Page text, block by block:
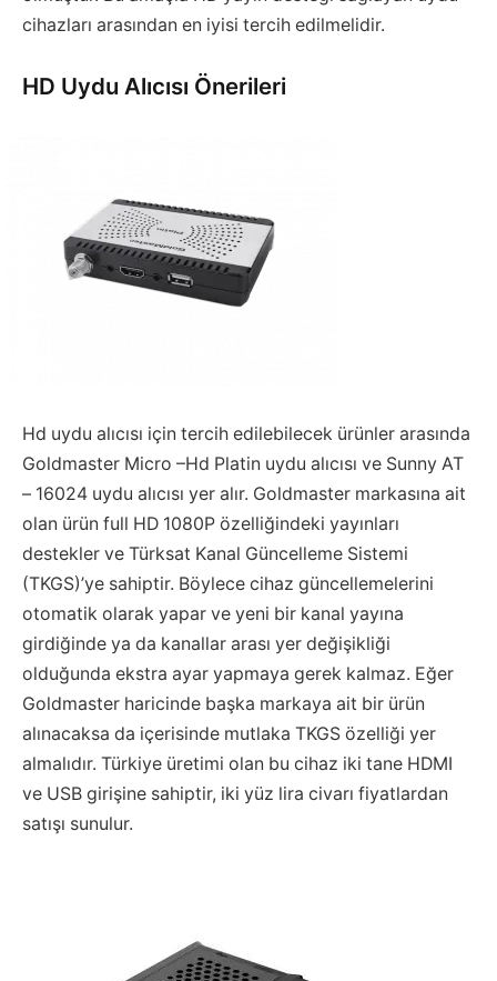
cihazları arasından en iyisi tercih edilmelidir.
HD Uydu Alıcısı Önerileri
Hd uydu alıcısı için tercih edilebilecek ürünler arasında
Goldmaster Micro –Hd Platin uydu alıcısı ve Sunny AT
– 16024 uydu alıcısı yer alır. Goldmaster markasına ait
olan ürün full HD 1080P özelliğindeki yayınları
destekler ve Türksat Kanal Güncelleme Sistemi
(TKGS)’ye sahiptir. Böylece cihaz güncellemelerini
otomatik olarak yapar ve yeni bir kanal yayına
girdiğinde ya da kanallar arası yer değişikliği
olduğunda ekstra ayar yapmaya gerek kalmaz. Eğer
Goldmaster haricinde başka markaya ait bir ürün
alınacaksa da içerisinde mutlaka TKGS özelliği yer
almalıdır. Türkiye üretimi olan bu cihaz iki tane HDMI
ve USB girişine sahiptir, iki yüz lira civarı fiyatlardan
satışı sunulur.